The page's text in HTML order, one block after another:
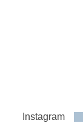
Instagram